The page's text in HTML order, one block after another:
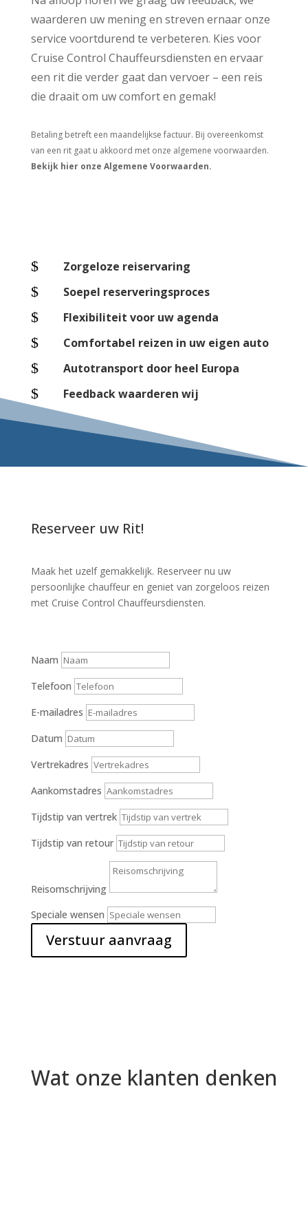
waarderen uw mening en streven ernaar onze
service voortdurend te verbeteren. Kies voor
Cruise Control Chauffeursdiensten en ervaar
een rit die verder gaat dan vervoer – een reis
die draait om uw comfort en gemak!
Betaling betreft een maandelijkse factuur. Bij overeenkomst
van een rit gaat u akkoord met onze algemene voorwaarden.
Bekijk hier onze Algemene Voorwaarden.
$ Zorgeloze reiservaring
$ Soepel reserveringsproces
$ Flexibiliteit voor uw agenda
$ Comfortabel reizen in uw eigen auto
$ Autotransport door heel Europa
$ Feedback waarderen wij
Reserveer uw Rit!
Maak het uzelf gemakkelijk. Reserveer nu uw
persoonlijke chauffeur en geniet van zorgeloos reizen
met Cruise Control Chauffeursdiensten.
Naam
Telefoon
E-mailadres
Datum
Vertrekadres
Aankomstadres
Tijdstip van vertrek
Tijdstip van retour
Reisomschrijving
Speciale wensen
Verstuur aanvraag
Wat onze klanten denken